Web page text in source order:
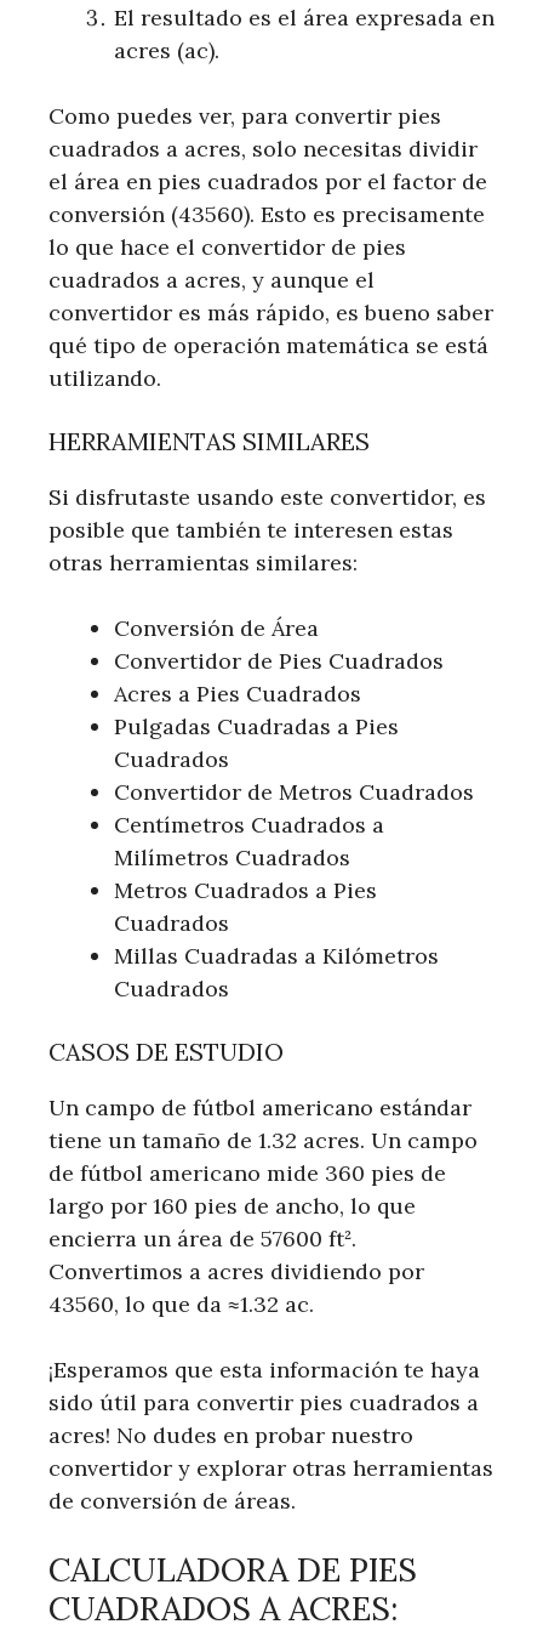
El resultado es el área expresada en
acres (ac).
Como puedes ver, para convertir pies
cuadrados a acres, solo necesitas dividir
el área en pies cuadrados por el factor de
conversión (43560). Esto es precisamente
lo que hace el convertidor de pies
cuadrados a acres, y aunque el
convertidor es más rápido, es bueno saber
qué tipo de operación matemática se está
utilizando.
HERRAMIENTAS SIMILARES
Si disfrutaste usando este convertidor, es
posible que también te interesen estas
otras herramientas similares:
Conversión de Área
Convertidor de Pies Cuadrados
Acres a Pies Cuadrados
Pulgadas Cuadradas a Pies
Cuadrados
Convertidor de Metros Cuadrados
Centímetros Cuadrados a
Milímetros Cuadrados
Metros Cuadrados a Pies
Cuadrados
Millas Cuadradas a Kilómetros
Cuadrados
CASOS DE ESTUDIO
Un campo de fútbol americano estándar
tiene un tamaño de 1.32 acres. Un campo
de fútbol americano mide 360 pies de
largo por 160 pies de ancho, lo que
encierra un área de 57600 ft².
Convertimos a acres dividiendo por
43560, lo que da ≈1.32 ac.
¡Esperamos que esta información te haya
sido útil para convertir pies cuadrados a
acres! No dudes en probar nuestro
convertidor y explorar otras herramientas
de conversión de áreas.
CALCULADORA DE PIES
CUADRADOS A ACRES: